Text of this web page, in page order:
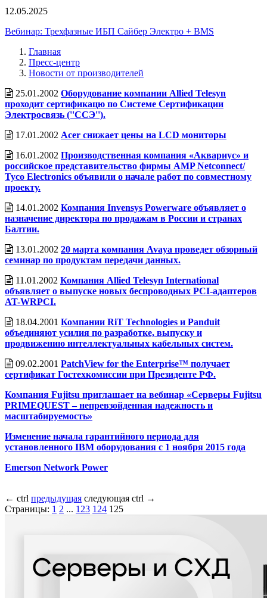
12.05.2025
Вебинар: Трехфазные ИБП Сайбер Электро + BMS
Главная
Пресс-центр
Новости от производителей
25.01.2002 Оборудование компании Allied Telesyn
проходит сертификацю по Системе Сертификации
Электросвязь (''ССЭ'').
17.01.2002 Acer снижает цены на LCD мониторы
16.01.2002 Производственная компания «Аквариус» и
российское представительство фирмы AMP Netconnect/
Tyco Electronics объявили о начале работ по совместному
проекту.
14.01.2002 Компания Invensys Powerware объявляет о
назначение директора по продажам в России и странах
Балтии.
13.01.2002 20 марта компания Avaya проведет обзорный
семинар по продуктам передачи данных.
11.01.2002 Компания Allied Telesyn International
объявляет о выпуске новых беспроводных PCI-адаптеров
AT-WRPCI.
18.04.2001 Компании RiT Technologies и Panduit
объединяют усилия по разработке, выпуску и
продвижению интеллектуальных кабельных систем.
09.02.2001 PatchView for the Enterprise™ получает
сертификат Гостехкомиссии при Президенте РФ.
Компания Fujitsu приглашает на вебинар «Серверы Fujitsu
PRIMEQUEST – непревзойденная надежность и
масштабируемость»
Изменение начала гарантийного периода для
установленного IBM оборудования с 1 ноября 2015 года
Emerson Network Power
← ctrl предыдущая следующая ctrl →
Страницы: 1 2 ... 123 124 125